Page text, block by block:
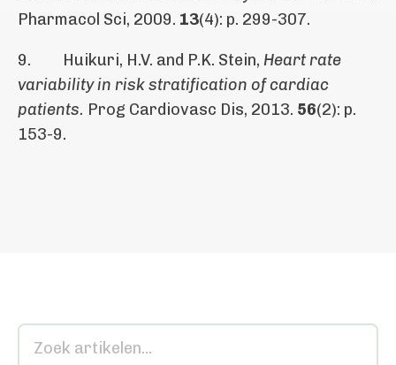
Pharmacol Sci, 2009. 13(4): p. 299-307.
9. Huikuri, H.V. and P.K. Stein, Heart rate
variability in risk stratification of cardiac
patients. Prog Cardiovasc Dis, 2013. 56(2): p.
153-9.